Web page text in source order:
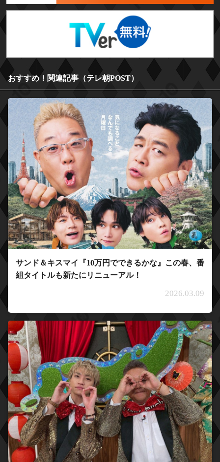
おすすめ！関連記事（テレ朝POST）
サンド＆キスマイ『10万円でできるかな』この春、番
組タイトルも新たにリニューアル！
2026.03.09